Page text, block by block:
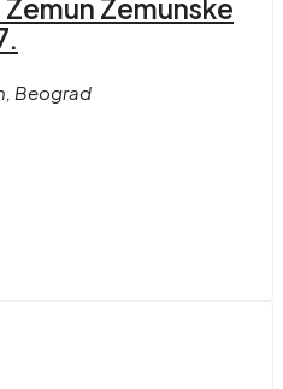
Zemunske
Beograd